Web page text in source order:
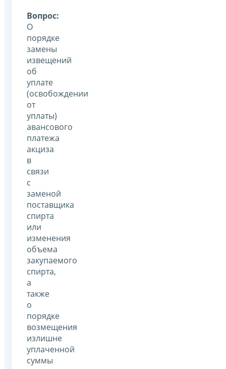
Вопрос:
О
порядке
замены
извещений
об
уплате
(освобождении
от
уплаты)
авансового
платежа
акциза
в
связи
с
заменой
поставщика
спирта
или
изменения
объема
закупаемого
спирта,
а
также
о
порядке
возмещения
излишне
уплаченной
суммы